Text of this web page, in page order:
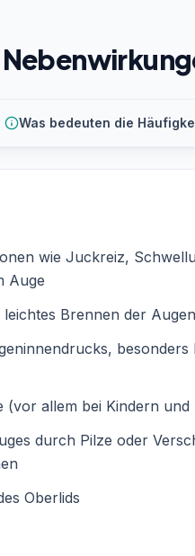
Was bedeuten die
wie Juckreiz,
Auge
Brennen der Augen
besonders
(vor allem bei Kindern
durch Pilze oder
Oberlids